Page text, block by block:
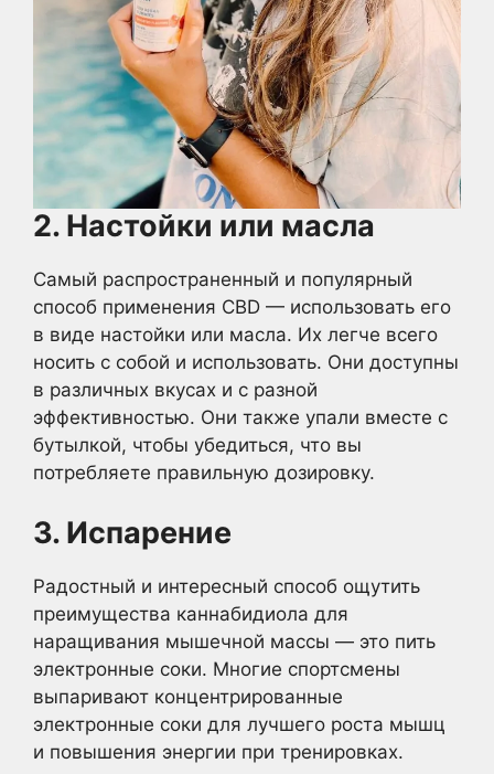
2. Настойки или масла
Самый распространенный и популярный
способ применения CBD — использовать его
в виде настойки или масла. Их легче всего
носить с собой и использовать. Они доступны
в различных вкусах и с разной
эффективностью. Они также упали вместе с
бутылкой, чтобы убедиться, что вы
потребляете правильную дозировку.
3. Испарение
Радостный и интересный способ ощутить
преимущества каннабидиола для
наращивания мышечной массы — это пить
электронные соки. Многие спортсмены
выпаривают концентрированные
электронные соки для лучшего роста мышц
и повышения энергии при тренировках.